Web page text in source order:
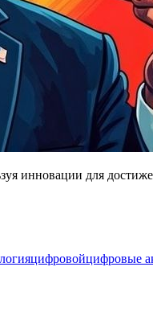
инновации для
цифровойцифровые